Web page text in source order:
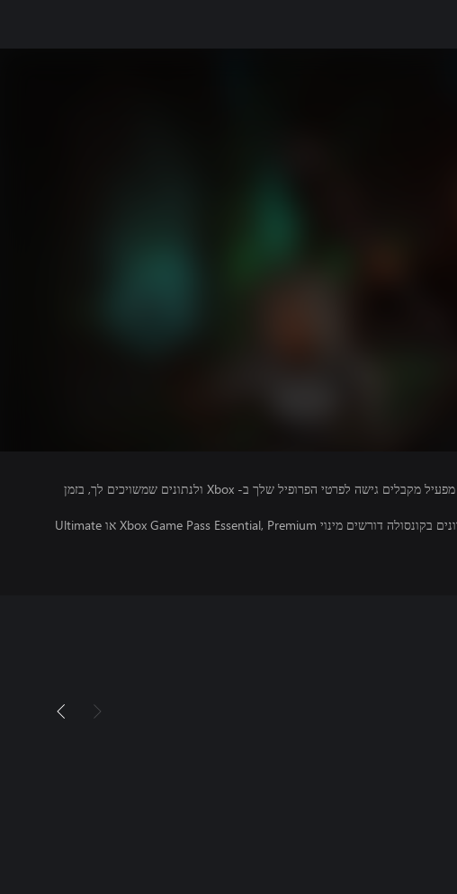
מפרסמים של משחקים שאתה מפעיל מקבלים גישה לפרטי הפרופיל שלך ב- Xbox ולנתונים שמשויכים לך, בזמן
משחקים מרובי משתתפים מקוונים בקונסולה דורשים מינוי Xbox Game Pass Essential, Premium או Ultimate